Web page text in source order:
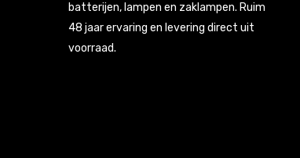
batterijen, lampen en zaklampen. Ruim
48 jaar ervaring en levering direct uit
voorraad.